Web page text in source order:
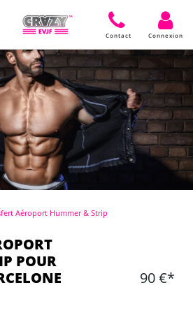
Contact Connexion
Aéroport Hummer & Strip
POUR
90 €*